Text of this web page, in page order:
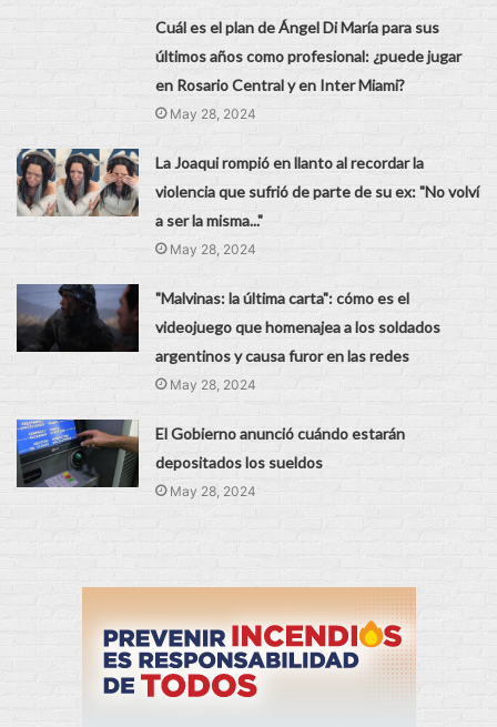
Cuál es el plan de Ángel Di María para sus
últimos años como profesional: ¿puede jugar
en Rosario Central y en Inter Miami?
May 28, 2024
La Joaqui rompió en llanto al recordar la
violencia que sufrió de parte de su ex: "No volví
a ser la misma..."
May 28, 2024
"Malvinas: la última carta": cómo es el
videojuego que homenajea a los soldados
argentinos y causa furor en las redes
May 28, 2024
El Gobierno anunció cuándo estarán
depositados los sueldos
May 28, 2024